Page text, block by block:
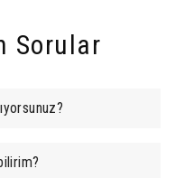
Sorular